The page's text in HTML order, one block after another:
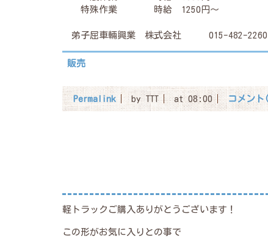
特殊作業 時給 1250円～
弟子屈車輛興業 株式会社 015-482-2260
販売
Permalink by TTT at 08:00 コメント
軽トラックご購入ありがとうございます！
この形がお気に入りとの事で